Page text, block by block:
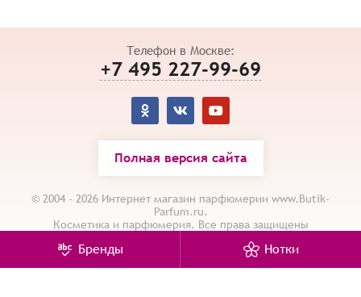
Телефон в Москве:
+7 495 227-99-69
Полная версия сайта
© 2004 - 2026 Интернет магазин парфюмерии www.Butik-
Parfum.ru.
Косметика и парфюмерия. Все права защищены
Карта сайта
Политика конфиденциальности
Бренды Нотки